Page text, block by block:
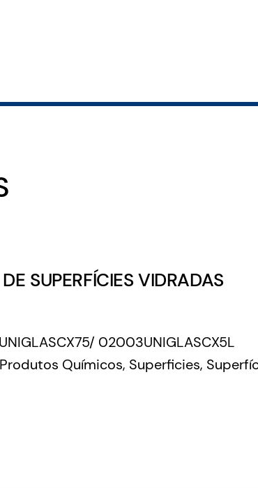
SUPERFÍCIES VIDRADAS
02003UNIGLASCX5L
Produtos Químicos, Superficies,